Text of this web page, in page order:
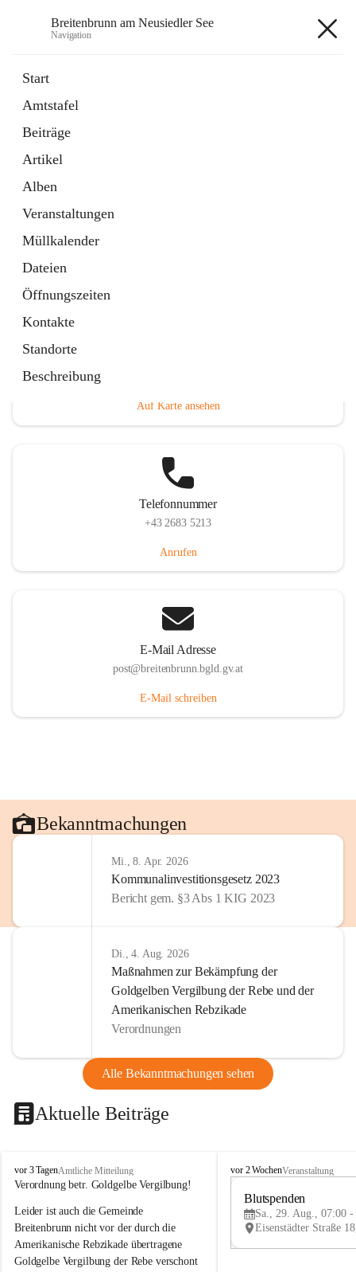
Breitenbrunn am Neusiedler See
Navigation
Start
Amtstafel
Beiträge
Artikel
Alben
Veranstaltungen
Müllkalender
Dateien
Öffnungszeiten
Kontakte
Standorte
Beschreibung
18 Schnellzugriffe
Gemeindeservice
Auf Karte ansehen
Telefonnummer
+43 2683 5213
Anrufen
E-Mail Adresse
post@breitenbrunn.bgld.gv.at
E-Mail schreiben
Bekanntmachungen
Mi., 8. Apr. 2026
Kommunalinvestitionsgesetz 2023
Bericht gem. §3 Abs 1 KIG 2023
Di., 4. Aug. 2026
Maßnahmen zur Bekämpfung der
Goldgelben Vergilbung der Rebe und der
Amerikanischen Rebzikade
Verordnungen
Alle Bekanntmachungen sehen
Aktuelle Beiträge
B
r
i
t
e
n
vor 3 TagenAmtliche Mitteilung
Verordnung betr. Goldgelbe Vergilbung!
Leider ist auch die Gemeinde
Breitenbrunn nicht vor der durch die
Amerikanische Rebzikade übertragene
Goldgelbe Vergilbung der Rebe verschont
B
e
vor 2 WochenVeranstaltung
Blutspenden
Sa., 29. Aug., 07:00 -